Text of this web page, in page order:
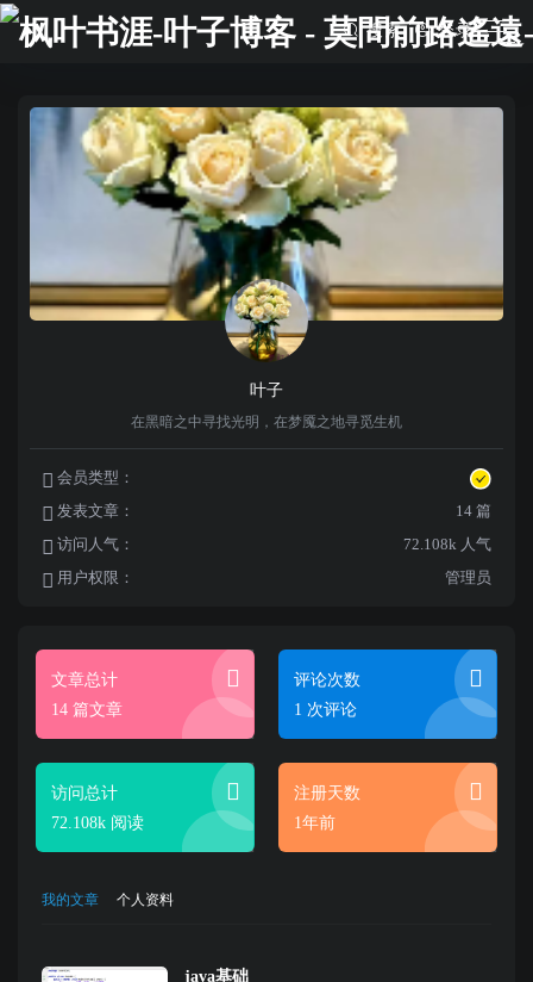
搜索 登录
叶子
在黑暗之中寻找光明，在梦魇之地寻觅生机
会员类型：
发表文章：
14 篇
访问人气：
72.108k 人气
用户权限：
管理员
文章总计
14 篇文章
评论次数
1 次评论
访问总计
72.108k 阅读
注册天数
1年前
我的文章 个人资料
java基础